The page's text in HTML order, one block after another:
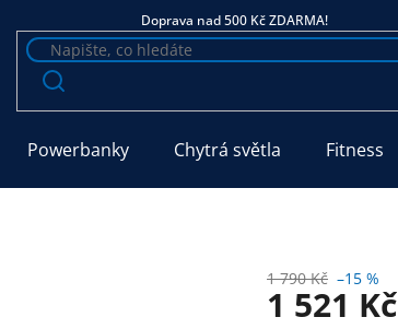
Doprava nad 500 Kč ZDARMA!
Powerbanky Chytrá světla Fitness
1 790 Kč –15 %
1 521 Kč